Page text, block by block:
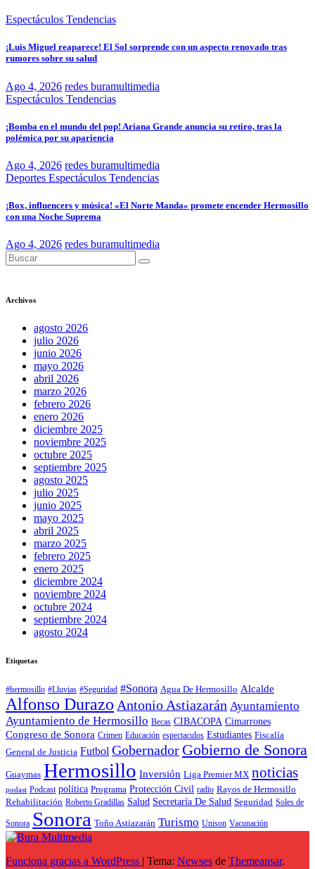
Espectáculos Tendencias
¡Luis Miguel reaparece! El Sol sorprende con un aspecto renovado tras
rumores sobre su salud
Ago 4, 2026 redes buramultimedia
Espectáculos Tendencias
¡Bomba en el mundo del pop! Ariana Grande anuncia su retiro, tras la
polémica por su apariencia
Ago 4, 2026 redes buramultimedia
Deportes Espectáculos Tendencias
¡Box, influencers y música! «El Norte Manda» promete encender Hermosillo
con una Noche Suprema
Ago 4, 2026 redes buramultimedia
Archivos
agosto 2026
julio 2026
junio 2026
mayo 2026
abril 2026
marzo 2026
febrero 2026
enero 2026
diciembre 2025
noviembre 2025
octubre 2025
septiembre 2025
agosto 2025
julio 2025
junio 2025
mayo 2025
abril 2025
marzo 2025
febrero 2025
enero 2025
diciembre 2024
noviembre 2024
octubre 2024
septiembre 2024
agosto 2024
Etiquetas
#hermosillo #Lluvias #Seguridad #Sonora Agua De Hermosillo Alcalde
Alfonso Durazo Antonio Astiazarán Ayuntamiento
Ayuntamiento de Hermosillo Becas CIBACOPA Cimarrones
Congreso de Sonora Crimen Educación espectaculos Estudiantes Fiscalía
General de Justicia Futbol Gobernador Gobierno de Sonora
Guaymas Hermosillo Inversión Liga Premier MX noticias
podast Podcast política Programa Protección Civil radio Rayos de Hermosillo
Rehabilitación Roberto Gradillas Salud Secretaría De Salud Seguridad Soles de
Sonora Sonora Toño Astiazarán Turismo Unison Vacunación
Funciona gracias a WordPress | Tema: Newses de Themeansar.